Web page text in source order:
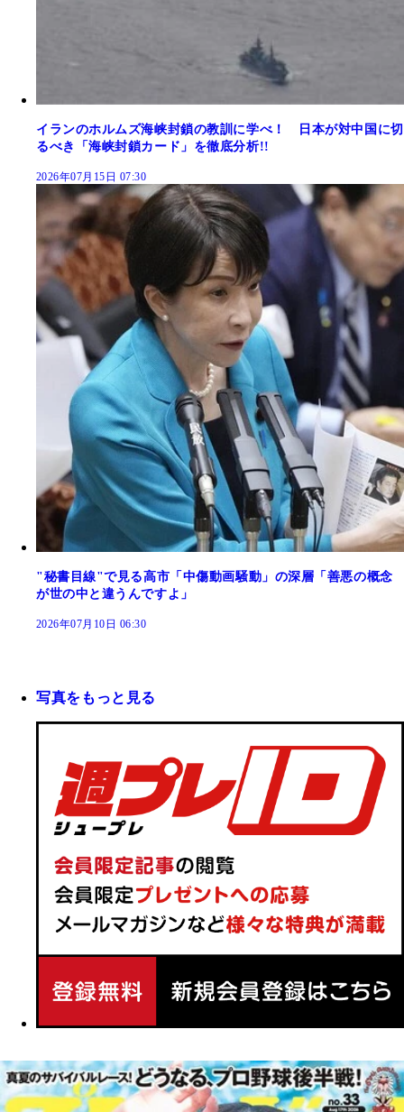
イランのホルムズ海峡封鎖の教訓に学べ！ 日本が対中国に切
るべき「海峡封鎖カード」を徹底分析!!
2026年07月15日 07:30
"秘書目線"で見る高市「中傷動画騒動」の深層「善悪の概念
が世の中と違うんですよ」
2026年07月10日 06:30
写真をもっと見る